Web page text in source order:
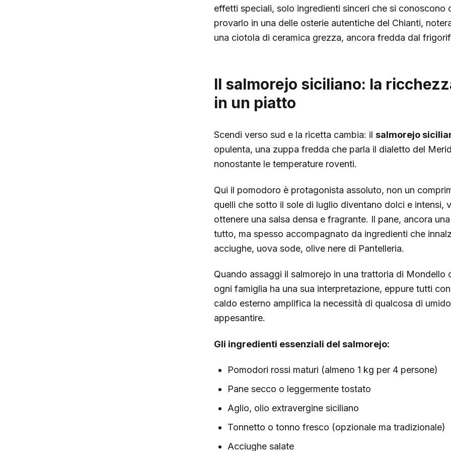
effetti speciali, solo ingredienti sinceri che si conoscono
provarlo in una delle osterie autentiche del Chianti,
una ciotola di ceramica grezza, ancora fredda dal
Il salmorejo siciliano: la
in un piatto
Scendi verso sud e la ricetta cambia: il salmorejo
opulenta, una zuppa fredda che parla il dialetto del
nonostante le temperature roventi.
Qui il pomodoro è protagonista assoluto, non un
quelli che sotto il sole di luglio diventano dolci e intensi,
ottenere una salsa densa e fragrante. Il pane, ancora
tutto, ma spesso accompagnato da ingredienti che
acciughe, uova sode, olive nere di Pantelleria.
Quando assaggi il salmorejo in una trattoria di Mondello
ogni famiglia ha una sua interpretazione, eppure tutti
caldo esterno amplifica la necessità di qualcosa di
appesantire.
Gli ingredienti essenziali del salmorejo:
Pomodori rossi maturi (almeno 1 kg per 4 persone)
Pane secco o leggermente tostato
Aglio, olio extravergine siciliano
Tonnetto o tonno fresco (opzionale ma tradizionale)
Acciughe salate